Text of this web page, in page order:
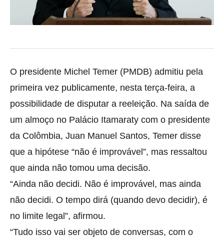
O presidente Michel Temer (PMDB) admitiu pela
primeira vez publicamente, nesta terça-feira, a
possibilidade de disputar a reeleição. Na saída de
um almoço no Palácio Itamaraty com o presidente
da Colômbia, Juan Manuel Santos, Temer disse
que a hipótese “não é improvável”, mas ressaltou
que ainda não tomou uma decisão.
“Ainda não decidi. Não é improvável, mas ainda
não decidi. O tempo dirá (quando devo decidir), é
no limite legal”, afirmou.
“Tudo isso vai ser objeto de conversas, com o